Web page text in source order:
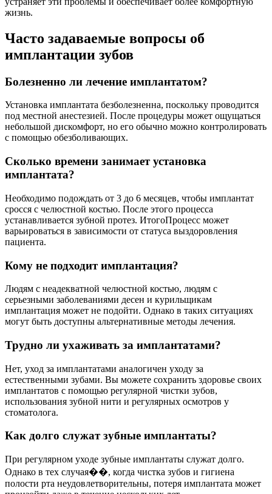
жизнь.
Часто задаваемые вопросы об
имплантации зубов
Болезненно ли лечение имплантатом?
Установка имплантата безболезненна, поскольку проводится
под местной анестезией. После процедуры может ощущаться
небольшой дискомфорт, но его обычно можно контролировать
с помощью обезболивающих.
Сколько времени занимает установка
имплантата?
Необходимо подождать от 3 до 6 месяцев, чтобы имплантат
сросся с челюстной костью. После этого процесса
устанавливается зубной протез. ИтогоПроцесс может
варьироваться в зависимости от статуса выздоровления
пациента.
Кому не подходит имплантация?
Людям с неадекватной челюстной костью, людям с
серьезными заболеваниями десен и курильщикам
имплантация может не подойти. Однако в таких ситуациях
могут быть доступны альтернативные методы лечения.
Трудно ли ухаживать за имплантатами?
Нет, уход за имплантатами аналогичен уходу за
естественными зубами. Вы можете сохранить здоровье своих
имплантатов с помощью регулярной чистки зубов,
использования зубной нити и регулярных осмотров у
стоматолога.
Как долго служат зубные имплантаты?
При регулярном уходе зубные имплантаты служат долго.
Однако в тех случая��, когда чистка зубов и гигиена
полости рта неудовлетворительны, потеря имплантата может